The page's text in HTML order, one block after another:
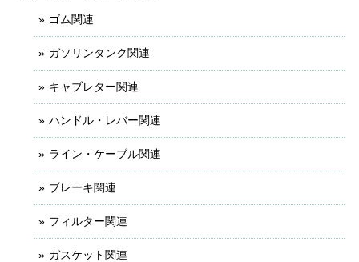
ゴム関連
ガソリンタンク関連
キャブレター関連
ハンドル・レバー関連
ライン・ケーブル関連
ブレーキ関連
フィルター関連
ガスケット関連